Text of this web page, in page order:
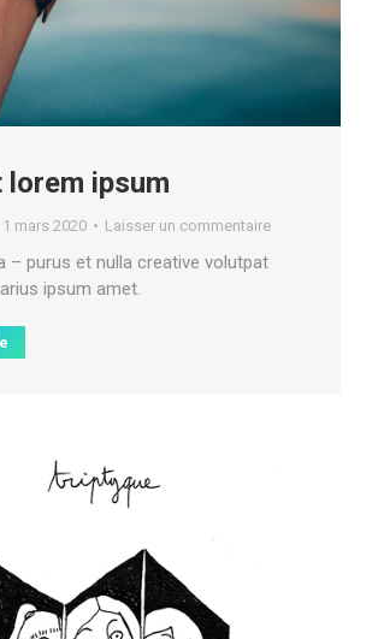
lorem ipsum
1 mars 2020 Laisser un commentaire
– purus et nulla creative volutpat
ipsum amet.